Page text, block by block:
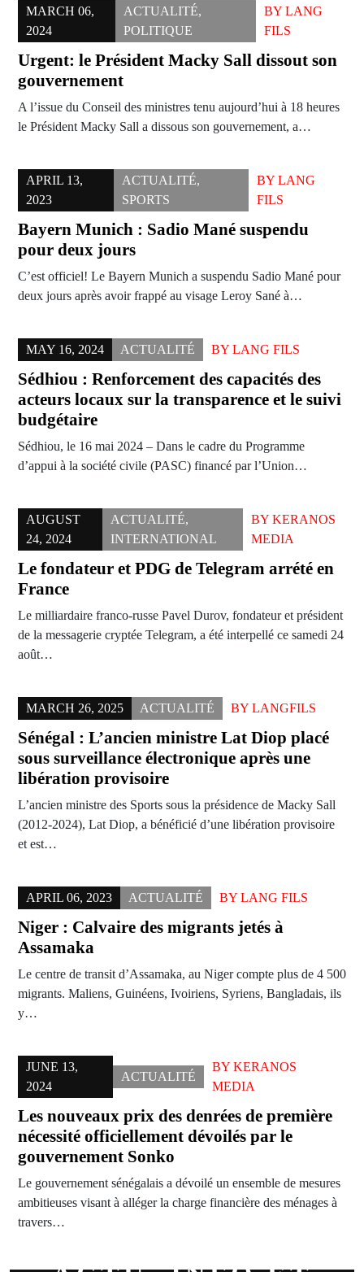
MARCH 06,
2024
ACTUALITÉ,
POLITIQUE
BYLANG
FILS
Urgent: le Président Macky Sall dissout son
gouvernement
A l’issue du Conseil des ministres tenu aujourd’hui à 18 heures
le Président Macky Sall a dissous son gouvernement, a…
APRIL 13,
2023
ACTUALITÉ,
SPORTS
BY LANG
FILS
Bayern Munich : Sadio Mané suspendu
pour deux jours
C’est officiel! Le Bayern Munich a suspendu Sadio Mané pour
deux jours après avoir frappé au visage Leroy Sané à…
MAY 16, 2024 ACTUALITÉ BY LANG FILS
Sédhiou : Renforcement des capacités des
acteurs locaux sur la transparence et le suivi
budgétaire
Sédhiou, le 16 mai 2024 – Dans le cadre du Programme
d’appui à la société civile (PASC) financé par l’Union…
AUGUST
24, 2024
ACTUALITÉ,
INTERNATIONAL
BYKERANOS
MEDIA
Le fondateur et PDG de Telegram arrété en
France
Le milliardaire franco-russe Pavel Durov, fondateur et président
de la messagerie cryptée Telegram, a été interpellé ce samedi 24
août…
MARCH 26, 2025 ACTUALITÉ BY LANGFILS
Sénégal : L’ancien ministre Lat Diop placé
sous surveillance électronique après une
libération provisoire
L’ancien ministre des Sports sous la présidence de Macky Sall
(2012-2024), Lat Diop, a bénéficié d’une libération provisoire
et est…
APRIL 06, 2023 ACTUALITÉ BY LANG FILS
Niger : Calvaire des migrants jetés à
Assamaka
Le centre de transit d’Assamaka, au Niger compte plus de 4 500
migrants. Maliens, Guinéens, Ivoiriens, Syriens, Bangladais, ils
y…
JUNE 13,
2024
ACTUALITÉ
BY KERANOS
MEDIA
Les nouveaux prix des denrées de première
nécessité officiellement dévoilés par le
gouvernement Sonko
Le gouvernement sénégalais a dévoilé un ensemble de mesures
ambitieuses visant à alléger la charge financière des ménages à
travers…